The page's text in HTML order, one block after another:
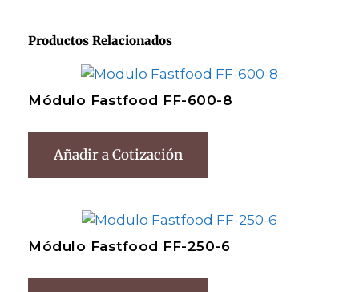
Productos Relacionados
Módulo Fastfood FF-600-8
Añadir a Cotización
Módulo Fastfood FF-250-6